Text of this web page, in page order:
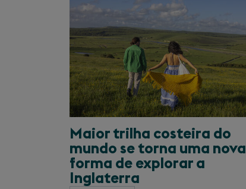
Maior trilha costeira do
mundo se torna uma nova
forma de explorar a
Inglaterra